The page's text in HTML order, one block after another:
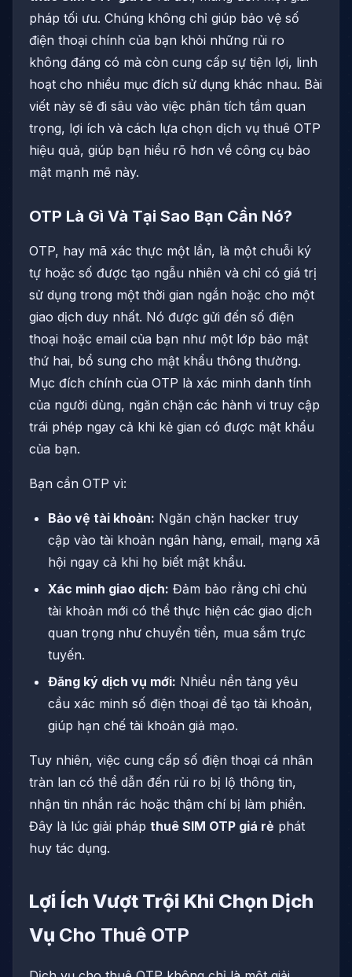
pháp tối ưu. Chúng không chỉ giúp bảo vệ số
điện thoại chính của bạn khỏi những rủi ro
không đáng có mà còn cung cấp sự tiện lợi, linh
hoạt cho nhiều mục đích sử dụng khác nhau. Bài
viết này sẽ đi sâu vào việc phân tích tầm quan
trọng, lợi ích và cách lựa chọn dịch vụ thuê OTP
hiệu quả, giúp bạn hiểu rõ hơn về công cụ bảo
mật mạnh mẽ này.
OTP Là Gì Và Tại Sao Bạn Cần Nó?
OTP, hay mã xác thực một lần, là một chuỗi ký
tự hoặc số được tạo ngẫu nhiên và chỉ có giá trị
sử dụng trong một thời gian ngắn hoặc cho một
giao dịch duy nhất. Nó được gửi đến số điện
thoại hoặc email của bạn như một lớp bảo mật
thứ hai, bổ sung cho mật khẩu thông thường.
Mục đích chính của OTP là xác minh danh tính
của người dùng, ngăn chặn các hành vi truy cập
trái phép ngay cả khi kẻ gian có được mật khẩu
của bạn.
Bạn cần OTP vì:
Bảo vệ tài khoản: Ngăn chặn hacker truy
cập vào tài khoản ngân hàng, email, mạng xã
hội ngay cả khi họ biết mật khẩu.
Xác minh giao dịch: Đảm bảo rằng chỉ chủ
tài khoản mới có thể thực hiện các giao dịch
quan trọng như chuyển tiền, mua sắm trực
tuyến.
Đăng ký dịch vụ mới: Nhiều nền tảng yêu
cầu xác minh số điện thoại để tạo tài khoản,
giúp hạn chế tài khoản giả mạo.
Tuy nhiên, việc cung cấp số điện thoại cá nhân
tràn lan có thể dẫn đến rủi ro bị lộ thông tin,
nhận tin nhắn rác hoặc thậm chí bị làm phiền.
Đây là lúc giải pháp thuê SIM OTP giá rẻ phát
huy tác dụng.
Lợi Ích Vượt Trội Khi Chọn Dịch
Vụ Cho Thuê OTP